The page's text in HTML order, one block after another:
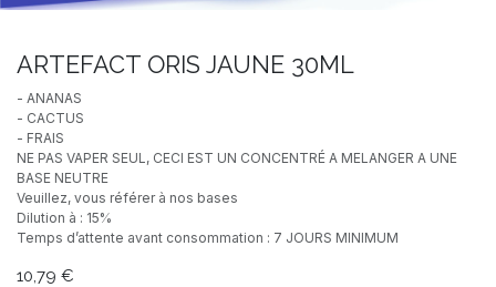
ARTEFACT ORIS JAUNE 30ML
- ANANAS
- CACTUS
- FRAIS
NE PAS VAPER SEUL, CECI EST UN CONCENTRÉ A MELANGER A UNE
BASE NEUTRE
Veuillez, vous référer à nos bases
Dilution à : 15%
Temps d’attente avant consommation : 7 JOURS MINIMUM
10,79 €